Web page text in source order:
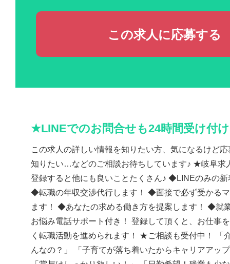
この求人に応募する
★LINEでのお問合せも24時間受け付
この求人の詳しい情報を知りたい方、気になるけど
知りたい…などのご相談お待ちしています♪ ★岐阜求
登録すると他にも良いことたくさん♪ ◆LINEのみの
◆転職の年収交渉代行します！ ◆面接で必ず受かる
ます！ ◆あなたの求める働き方を提案します！ ◆就
お悩み電話サポート付き！ 登録して頂くと、お仕事
く転職活動を進められます！ ★ご相談も受付中！ 「
んなの？」 「子育てが落ち着いたからキャリアアッ